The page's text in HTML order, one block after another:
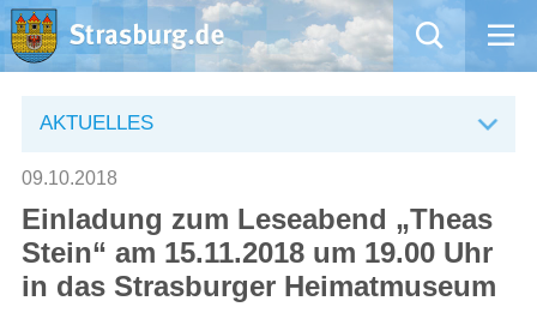
Aktuelles
Rathaus
Natur – Kultur – Tourismus
AKTUELLES
09.10.2018
Einladung zum Leseabend „Theas
Stein“ am 15.11.2018 um 19.00 Uhr
in das Strasburger Heimatmuseum